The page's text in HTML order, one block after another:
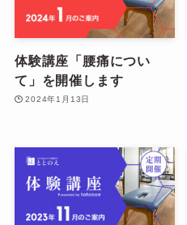
体験講座「腰痛につい
て」を開催します
2024年1月13日